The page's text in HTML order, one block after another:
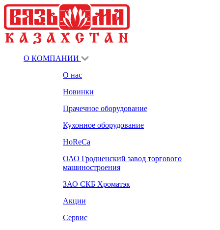
О КОМПАНИИ
О нас
Новинки
Прачечное оборудование
Кухонное оборудование
HoReCa
ОАО Гродненский завод торгового
машиностроения
ЗАО СКБ Хроматэк
Акции
Сервис